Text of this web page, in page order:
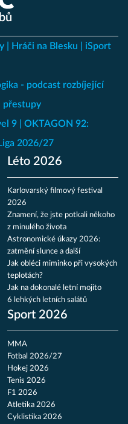
Hráči na Blesku
iSport
- podcast rozbíjející
přestupy
9
OKTAGON 92:
2026/27
Léto 2026
Karlovarský filmový festival
2026
Znamení, že jste potkali někoho
z minulého života
Astronomické úkazy 2026:
zatmění slunce a další
Jak obléci miminko při vysokých
teplotách?
Jak na dokonalé letní mojito
6 lehkých letních salátů
Sport 2026
MMA
Fotbal 2026/27
Hokej 2026
Tenis 2026
F1 2026
Atletika 2026
Cyklistika 2026